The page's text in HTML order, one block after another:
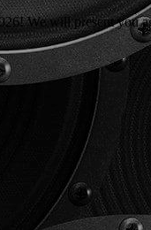
We will present you